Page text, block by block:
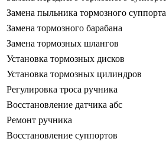
Замена пыльника тормозного суппорта
Замена тормозного барабана
Замена тормозных шлангов
Установка тормозных дисков
Установка тормозных цилиндров
Регулировка троса ручника
Восстановление датчика абс
Ремонт ручника
Восстановление суппортов